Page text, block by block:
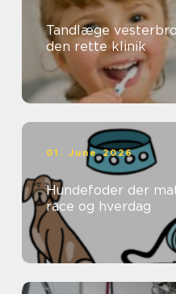
Tandlæge vesterbro sådan vælger du
den rette klinik
01. June 2026
Hundefoder der
race og hverdag